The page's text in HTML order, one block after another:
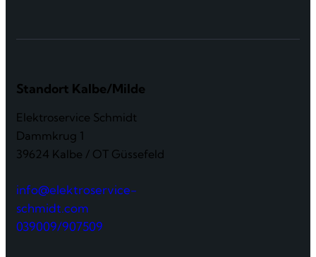
Standort Kalbe/Milde
Elektroservice Schmidt
Dammkrug 1
39624 Kalbe / OT Güssefeld
info@elektroservice-
schmidt.com
039009/907509